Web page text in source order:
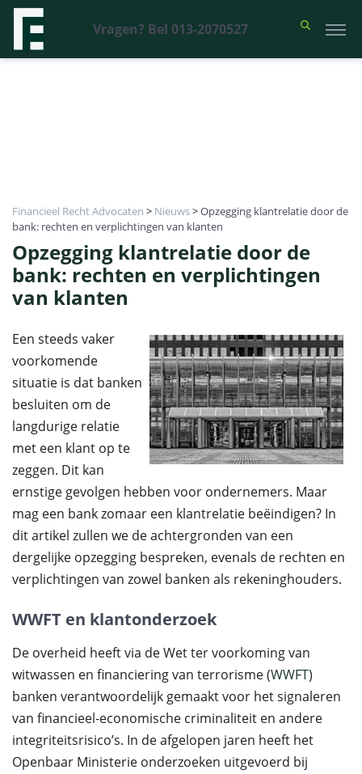
Vragen? Bel 013-2070527
Financieel Recht Advocaten > Nieuws>Opzegging klantrelatie door de
bank: rechten en verplichtingen van klanten
Opzegging klantrelatie door de
bank: rechten en verplichtingen
van klanten
Een steeds vaker
voorkomende
situatie is dat banken
besluiten om de
langdurige relatie
met een klant op te
zeggen. Dit kan
ernstige gevolgen hebben voor ondernemers. Maar
mag een bank zomaar een klantrelatie beëindigen? In
dit artikel zullen we de achtergronden van een
dergelijke opzegging bespreken, evenals de rechten en
verplichtingen van zowel banken als rekeninghouders.
WWFT en klantonderzoek
De overheid heeft via de Wet ter voorkoming van
witwassen en financiering van terrorisme (WWFT)
banken verantwoordelijk gemaakt voor het signaleren
van financieel-economische criminaliteit en andere
integriteitsrisico’s. In de afgelopen jaren heeft het
Openbaar Ministerie onderzoeken uitgevoerd bij